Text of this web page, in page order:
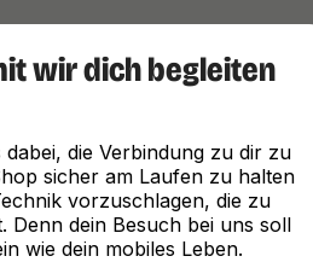
wir dich begleiten
die Verbindung zu dir zu
sicher am Laufen zu halten
vorzuschlagen, die zu
Denn dein Besuch bei uns soll
wie dein mobiles Leben.